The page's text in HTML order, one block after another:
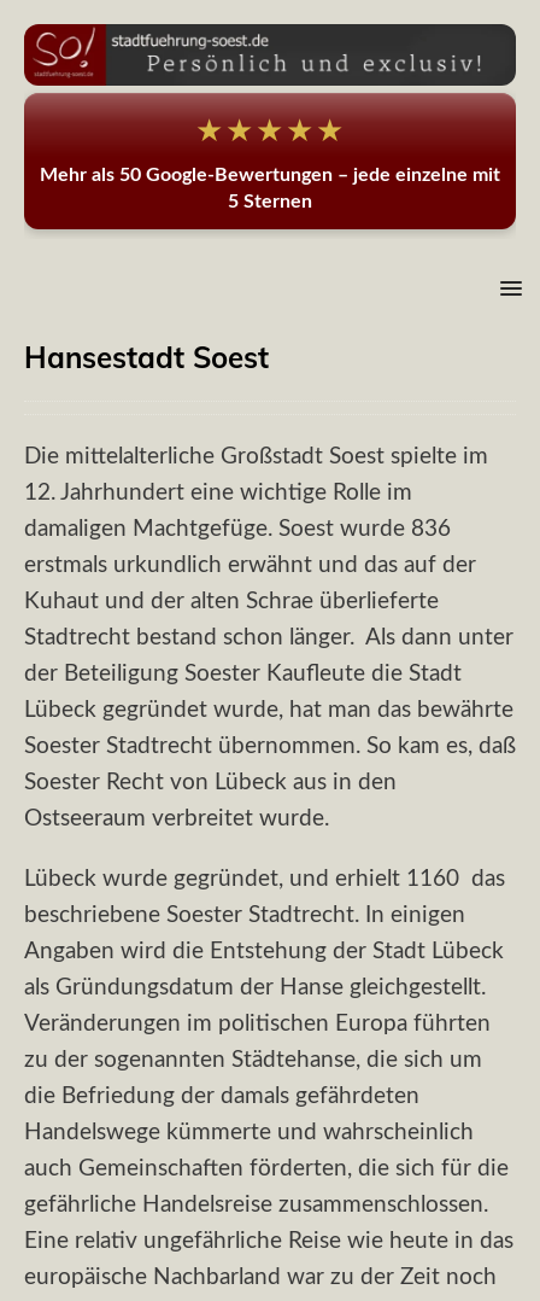
★★★★★
Mehr als 50 Google-Bewertungen – jede einzelne mit
5 Sternen
Hansestadt Soest
Die mittelalterliche Großstadt Soest spielte im
12. Jahrhundert eine wichtige Rolle im
damaligen Machtgefüge. Soest wurde 836
erstmals urkundlich erwähnt und das auf der
Kuhaut und der alten Schrae überlieferte
Stadtrecht bestand schon länger. Als dann unter
der Beteiligung Soester Kaufleute die Stadt
Lübeck gegründet wurde, hat man das bewährte
Soester Stadtrecht übernommen. So kam es, daß
Soester Recht von Lübeck aus in den
Ostseeraum verbreitet wurde.
Lübeck wurde gegründet, und erhielt 1160 das
beschriebene Soester Stadtrecht. In einigen
Angaben wird die Entstehung der Stadt Lübeck
als Gründungsdatum der Hanse gleichgestellt.
Veränderungen im politischen Europa führten
zu der sogenannten Städtehanse, die sich um
die Befriedung der damals gefährdeten
Handelswege kümmerte und wahrscheinlich
auch Gemeinschaften förderten, die sich für die
gefährliche Handelsreise zusammenschlossen.
Eine relativ ungefährliche Reise wie heute in das
europäische Nachbarland war zu der Zeit noch